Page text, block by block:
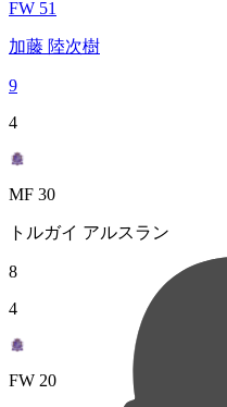
FW 51
加藤 陸次樹
9
4
MF 30
トルガイ アルスラン
8
4
FW 20